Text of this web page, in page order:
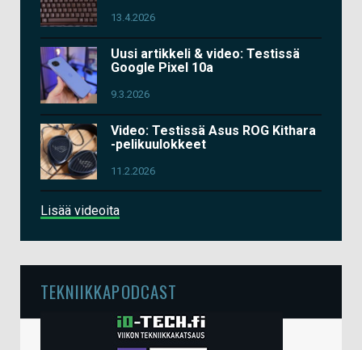
13.4.2026
Uusi artikkeli & video: Testissä
Google Pixel 10a
9.3.2026
Video: Testissä Asus ROG Kithara
-pelikuulokkeet
11.2.2026
Lisää videoita
TEKNIIKKAPODCAST